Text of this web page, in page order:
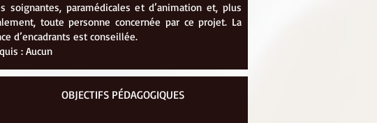
soignantes, paramédicales et d’animation et, plus
toute personne concernée par ce projet. La
d’encadrants est conseillée.
: Aucun
OBJECTIFS PÉDAGOGIQUES